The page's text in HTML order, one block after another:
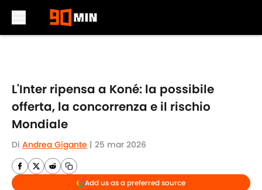
L'Inter ripensa a Koné: la possibile
offerta, la concorrenza e il rischio
Mondiale
Di Andrea Gigante | 25 mar 2026
Add us as a preferred source